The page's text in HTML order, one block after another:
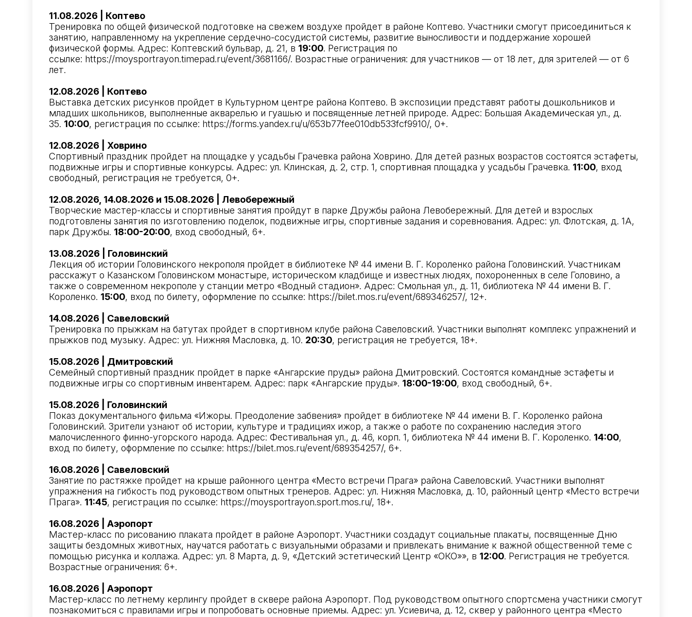
11.08.2026 | Коптево
Тренировка по общей физической подготовке на свежем воздухе пройдет в районе Коптево. Участники смогут присоединиться к
занятию, направленному на укрепление сердечно-сосудистой системы, развитие выносливости и поддержание хорошей
физической формы. Адрес: Коптевский бульвар, д. 21, в 19:00. Регистрация по
ссылке: https://moysportrayon.timepad.ru/event/3681166/. Возрастные ограничения: для участников — от 18 лет, для зрителей — от 6
лет.
12.08.2026 | Коптево
Выставка детских рисунков пройдет в Культурном центре района Коптево. В экспозиции представят работы дошкольников и
младших школьников, выполненные акварелью и гуашью и посвященные летней природе. Адрес: Большая Академическая ул., д.
35. 10:00, регистрация по ссылке: https://forms.yandex.ru/u/653b77fee010db533fcf9910/, 0+.
12.08.2026 | Ховрино
Спортивный праздник пройдет на площадке у усадьбы Грачевка района Ховрино. Для детей разных возрастов состоятся эстафеты,
подвижные игры и спортивные конкурсы. Адрес: ул. Клинская, д. 2, стр. 1, спортивная площадка у усадьбы Грачевка. 11:00, вход
свободный, регистрация не требуется, 0+.
12.08.2026, 14.08.2026 и 15.08.2026 | Левобережный
Творческие мастер-классы и спортивные занятия пройдут в парке Дружбы района Левобережный. Для детей и взрослых
подготовлены занятия по изготовлению поделок, подвижные игры, спортивные задания и соревнования. Адрес: ул. Флотская, д. 1А,
парк Дружбы. 18:00-20:00, вход свободный, 6+.
13.08.2026 | Головинский
Лекция об истории Головинского некрополя пройдет в библиотеке № 44 имени В. Г. Короленко района Головинский. Участникам
расскажут о Казанском Головинском монастыре, историческом кладбище и известных людях, похороненных в селе Головино, а
также о современном некрополе у станции метро «Водный стадион». Адрес: Смольная ул., д. 11, библиотека № 44 имени В. Г.
Короленко. 15:00, вход по билету, оформление по ссылке: https://bilet.mos.ru/event/689346257/, 12+.
14.08.2026 | Савеловский
Тренировка по прыжкам на батутах пройдет в спортивном клубе района Савеловский. Участники выполнят комплекс упражнений и
прыжков под музыку. Адрес: ул. Нижняя Масловка, д. 10. 20:30, регистрация не требуется, 18+.
15.08.2026 | Дмитровский
Семейный спортивный праздник пройдет в парке «Ангарские пруды» района Дмитровский. Состоятся командные эстафеты и
подвижные игры со спортивным инвентарем. Адрес: парк «Ангарские пруды». 18:00-19:00, вход свободный, 6+.
15.08.2026 | Головинский
Показ документального фильма «Ижоры. Преодоление забвения» пройдет в библиотеке № 44 имени В. Г. Короленко района
Головинский. Зрители узнают об истории, культуре и традициях ижор, а также о работе по сохранению наследия этого
малочисленного финно-угорского народа. Адрес: Фестивальная ул., д. 46, корп. 1, библиотека № 44 имени В. Г. Короленко. 14:00,
вход по билету, оформление по ссылке: https://bilet.mos.ru/event/689354257/, 6+.
16.08.2026 | Савеловский
Занятие по растяжке пройдет на крыше районного центра «Место встречи Прага» района Савеловский. Участники выполнят
упражнения на гибкость под руководством опытных тренеров. Адрес: ул. Нижняя Масловка, д. 10, районный центр «Место встречи
Прага». 11:45, регистрация по ссылке: https://moysportrayon.sport.mos.ru/, 18+.
16.08.2026 | Аэропорт
Мастер-класс по рисованию плаката пройдет в районе Аэропорт. Участники создадут социальные плакаты, посвященные Дню
защиты бездомных животных, научатся работать с визуальными образами и привлекать внимание к важной общественной теме с
помощью рисунка и коллажа. Адрес: ул. 8 Марта, д. 9, «Детский эстетический Центр «ОКО»», в 12:00. Регистрация не требуется.
Возрастные ограничения: 6+.
16.08.2026 | Аэропорт
Мастер-класс по летнему керлингу пройдет в сквере района Аэропорт. Под руководством опытного спортсмена участники смогут
познакомиться с правилами игры и попробовать основные приемы. Адрес: ул. Усиевича, д. 12, сквер у районного центра «Место